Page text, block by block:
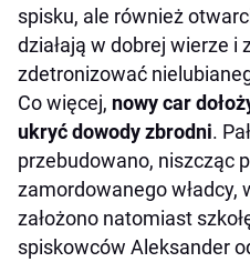
spisku, ale również
działają w dobrej wierze i
zdetronizować
Co więcej, nowy car
ukryć dowody zbrodni.
przebudowano, niszcząc
zamordowanego władcy,
założono natomiast
spiskowców Aleksander